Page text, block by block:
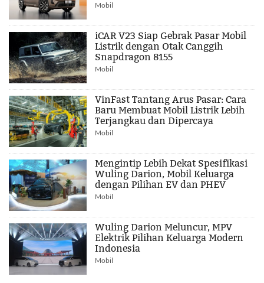
Mobil
iCAR V23 Siap Gebrak Pasar Mobil
Listrik dengan Otak Canggih
Snapdragon 8155
Mobil
VinFast Tantang Arus Pasar: Cara
Baru Membuat Mobil Listrik Lebih
Terjangkau dan Dipercaya
Mobil
Mengintip Lebih Dekat Spesifikasi
Wuling Darion, Mobil Keluarga
dengan Pilihan EV dan PHEV
Mobil
Wuling Darion Meluncur, MPV
Elektrik Pilihan Keluarga Modern
Indonesia
Mobil